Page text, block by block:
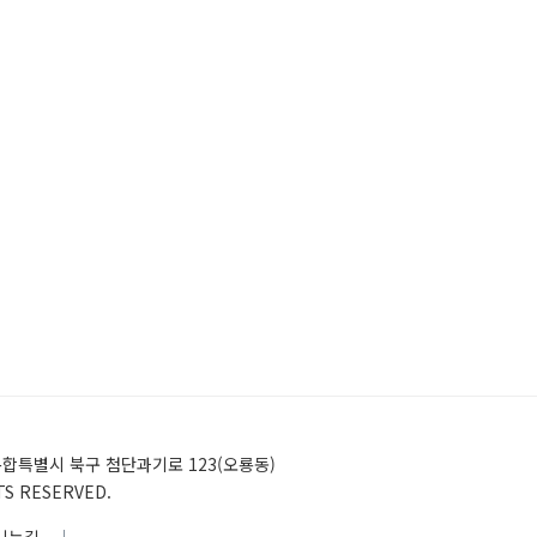
별시 북구 첨단과기로 123(오룡동)
RESERVED.